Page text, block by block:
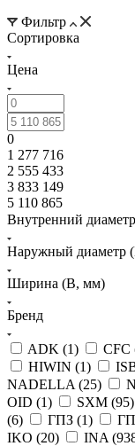
Фильтр
Сортировка
Цена
0
1 277 716
2 555 433
3 833 149
5 110 865
Внутренний
Наружный диаметр
Ширина (B, мм)
Бренд
ADK (1) CFC
HIWIN (1)
NADELLA (25)
OID (1) SXM (95)
(6) ГПЗ (1)
IKO (20) INA (